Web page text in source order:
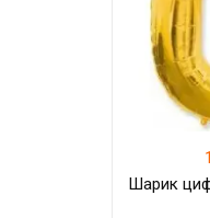
Шарик